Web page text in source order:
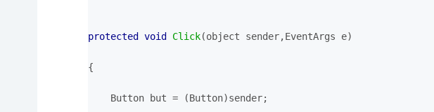
protected void Click(object sender,EventArgs e)
{
    Button but = (Button)sender;